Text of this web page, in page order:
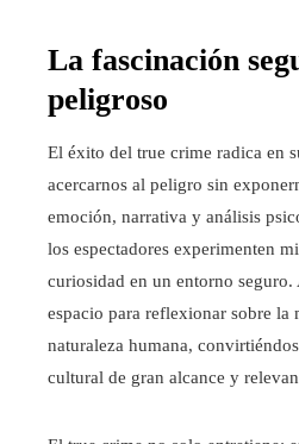
La fascinación
peligroso
El éxito del true crime radica en
acercarnos al peligro sin
emoción, narrativa y análisis
los espectadores experimenten
curiosidad en un entorno
espacio para reflexionar sobre
naturaleza humana,
cultural de gran alcance y